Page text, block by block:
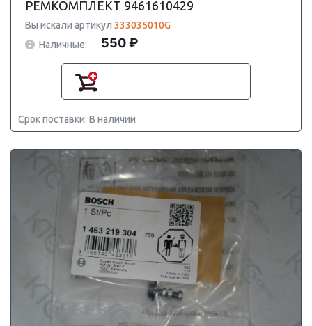
РЕМКОМПЛЕКТ 9461610429
Вы искали артикул 333035010G
Наличные:
550 ₽
Срок поставки: В наличии